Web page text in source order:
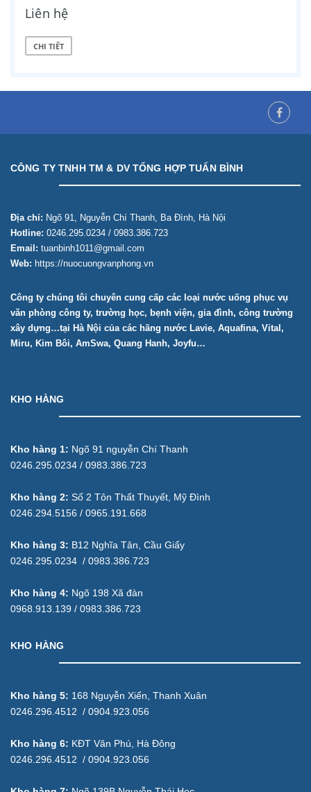
Liên hệ
CHI TIẾT
CÔNG TY TNHH TM & DV TỔNG HỢP TUẤN BÌNH
Địa chỉ: Ngõ 91, Nguyễn Chí Thanh, Ba Đình, Hà Nội
Hotline: 0246.295.0234 / 0983.386.723
Email: tuanbinh1011@gmail.com
Web: https://nuocuongvanphong.vn
Công ty chúng tôi chuyên cung cấp các loại nước uống phục vụ
văn phòng công ty, trường học, bẹnh viện, gia đình, công trường
xây dựng…tại Hà Nội của các hãng nước Lavie, Aquafina, Vital,
Miru, Kim Bôi, AmSwa, Quang Hanh, Joyfu…
KHO HÀNG
Kho hàng 1: Ngõ 91 nguyễn Chí Thanh
0246.295.0234 / 0983.386.723
Kho hàng 2: Số 2 Tôn Thất Thuyết, Mỹ Đình
0246.294.5156 / 0965.191.668
Kho hàng 3: B12 Nghĩa Tân, Cầu Giấy
0246.295.0234 / 0983.386.723
Kho hàng 4: Ngõ 198 Xã đàn
0968.913.139 / 0983.386.723
KHO HÀNG
Kho hàng 5: 168 Nguyễn Xiển, Thanh Xuân
0246.296.4512 / 0904.923.056
Kho hàng 6: KĐT Văn Phú, Hà Đông
0246.296.4512 / 0904.923.056